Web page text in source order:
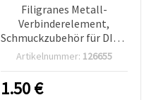
Filigranes Metall-
Verbinderelement,
Schmuckzubehör für DIY &
Basteln, 40×30×2 mm,
Artikelnummer: 126655
1.50€